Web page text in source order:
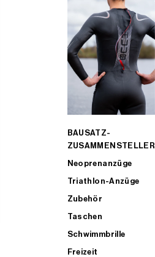
BAUSATZ-
ZUSAMMENSTELLER
Neoprenanzüge
Triathlon-Anzüge
Zubehör
Taschen
Schwimmbrille
Freizeit